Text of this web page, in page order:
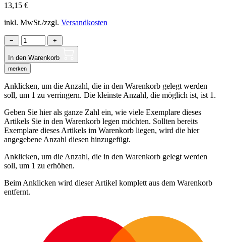
13,15 €
inkl. MwSt./zzgl. Versandkosten
− +
In den Warenkorb
merken
Anklicken, um die Anzahl, die in den Warenkorb gelegt werden
soll, um 1 zu verringern. Die kleinste Anzahl, die möglich ist, ist 1.
Geben Sie hier als ganze Zahl ein, wie viele Exemplare dieses
Artikels Sie in den Warenkorb legen möchten. Sollten bereits
Exemplare dieses Artikels im Warenkorb liegen, wird die hier
angegebene Anzahl diesen hinzugefügt.
Anklicken, um die Anzahl, die in den Warenkorb gelegt werden
soll, um 1 zu erhöhen.
Beim Anklicken wird dieser Artikel komplett aus dem Warenkorb
entfernt.